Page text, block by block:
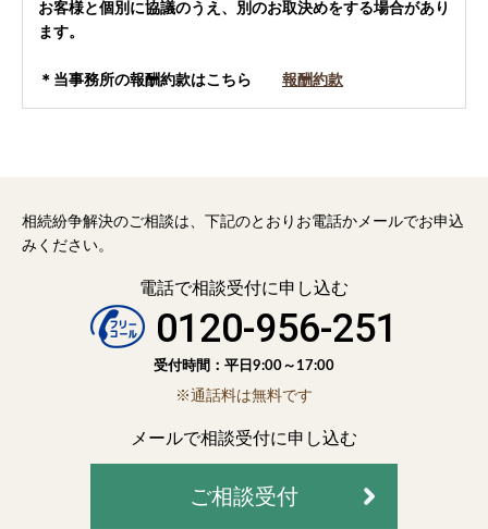
お客様と個別に協議のうえ、別のお取決めをする場合があり
ます。
＊当事務所の報酬約款はこちら 報酬約款
相続紛争解決のご相談は、下記のとおりお電話かメールでお申込
みください。
電話で相談受付に申し込む
0120-956-251
受付時間：平日9:00～17:00
※通話料は無料です
メールで相談受付に申し込む
ご相談受付